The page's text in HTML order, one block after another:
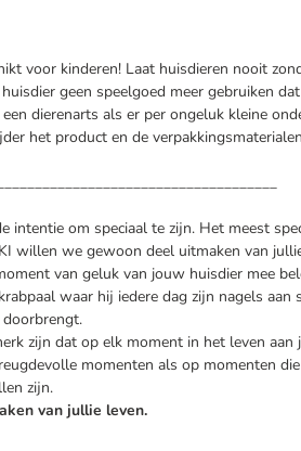
voor kinderen! Laat huisdieren nooit
geen speelgoed meer gebruiken
dierenarts als er per ongeluk kleine
het product en de
intentie om speciaal te zijn. Het meest
willen we gewoon deel uitmaken van
van geluk van jouw huisdier mee
waar hij iedere dag zijn nagels
zijn dat op elk moment in het leven
momenten als op momenten
zijn.
van jullie leven.